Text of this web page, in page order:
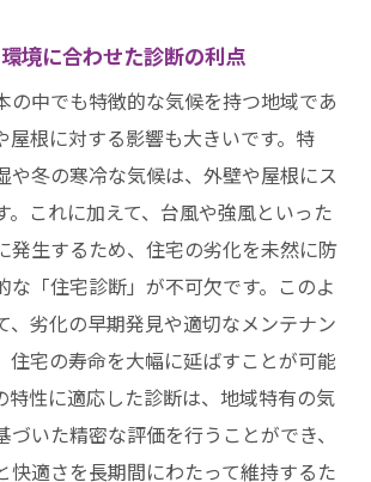
境に合わせた診断の利点
の中でも特徴的な気候を持つ地域であ
屋根に対する影響も大きいです。特
や冬の寒冷な気候は、外壁や屋根にス
。これに加えて、台風や強風といった
発生するため、住宅の劣化を未然に防
な「住宅診断」が不可欠です。このよ
、劣化の早期発見や適切なメンテナン
住宅の寿命を大幅に延ばすことが可能
特性に適応した診断は、地域特有の気
いた精密な評価を行うことができ、
快適さを長期間にわたって維持するた